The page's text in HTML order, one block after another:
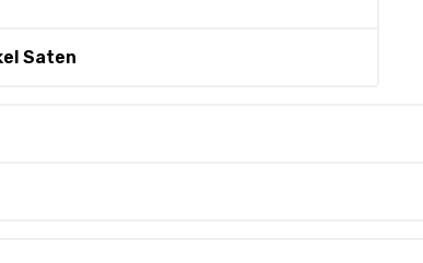
Saten